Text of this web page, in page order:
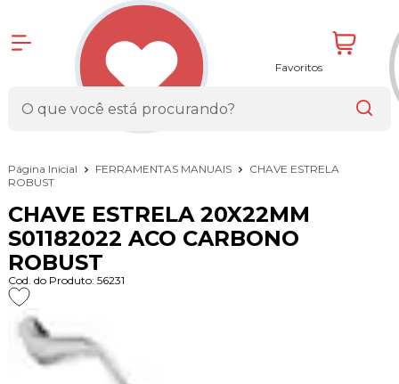
Favoritos
Página Inicial FERRAMENTAS MANUAIS
CHAVE ESTRELA
ROBUST
CHAVE ESTRELA 20X22MM
S01182022 ACO CARBONO
ROBUST
Cod. do Produto: 56231